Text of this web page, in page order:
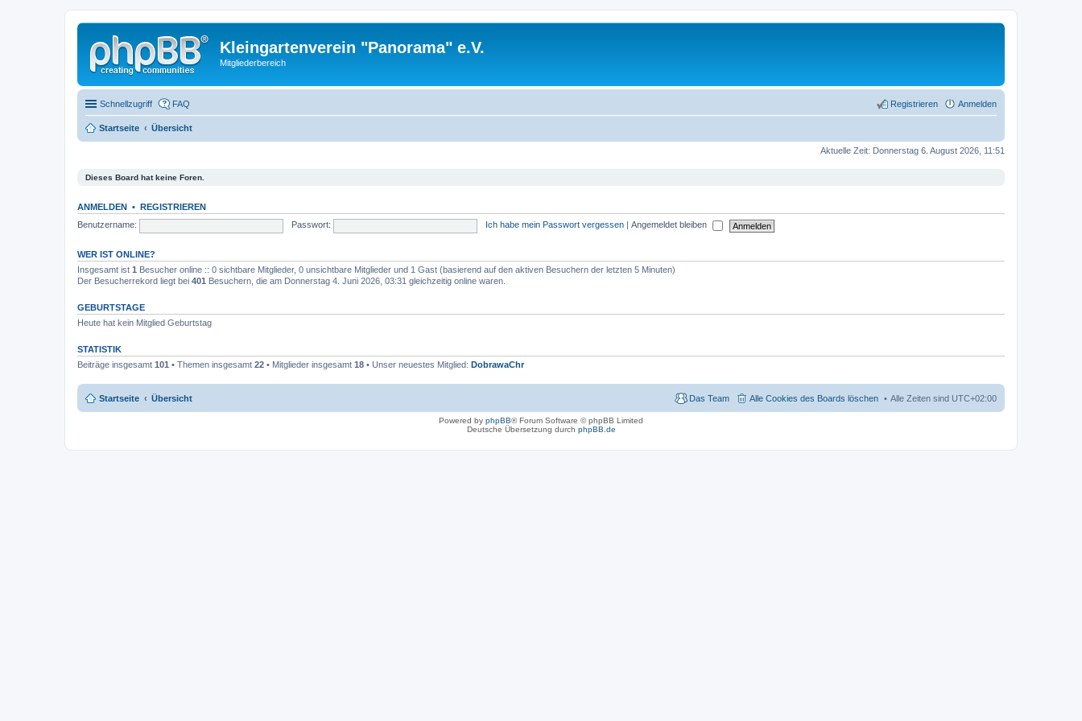
Kleingartenverein "Panorama" e.V.
Mitgliederbereich
Schnellzugriff FAQ Anmelden
Registrieren
Startseite Übersicht
Aktuelle Zeit: Donnerstag 6. August 2026, 11:51
Dieses Board hat keine Foren.
ANMELDEN • REGISTRIEREN
Benutzername:
Passwort: Ich habe mein Passwort vergessen Angemeldet bleiben
WER IST ONLINE?
Insgesamt ist 1 Besucher online :: 0 sichtbare Mitglieder, 0 unsichtbare Mitglieder und 1 Gast (basierend auf den aktiven Besuchern der letzten 5 Minuten)
Der Besucherrekord liegt bei 401 Besuchern, die am Donnerstag 4. Juni 2026, 03:31 gleichzeitig online waren.
GEBURTSTAGE
Heute hat kein Mitglied Geburtstag
STATISTIK
Beiträge insgesamt 101 • Themen insgesamt 22 • Mitglieder insgesamt 18 • Unser neuestes Mitglied: DobrawaChr
Startseite Übersicht Alle Zeiten sind UTC+02:00
Alle Cookies des Boards löschen
Das Team
Powered by phpBB® Forum Software © phpBB Limited
Deutsche Übersetzung durch phpBB.de